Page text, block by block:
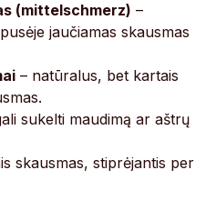
(mittelschmerz) –
jaučiamas skausmas
– natūralus, bet kartais
sukelti maudimą ar aštrų
skausmas, stiprėjantis per